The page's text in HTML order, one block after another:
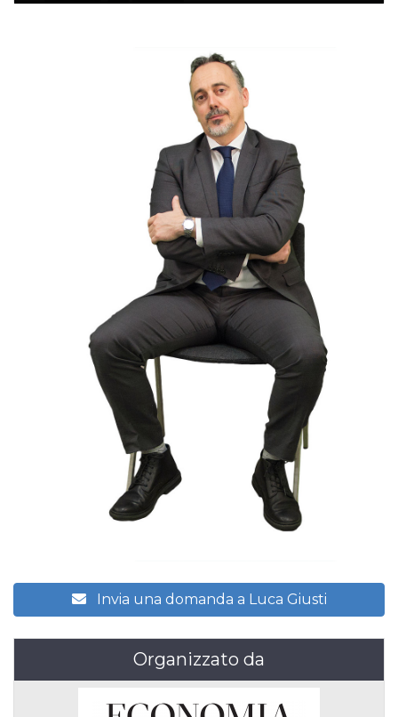
Invia una domanda a Luca Giusti
Organizzato da